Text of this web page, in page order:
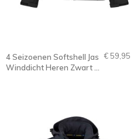
4 Seizoenen Softshell Jas
Winddicht Heren Zwart -
€ 59,95